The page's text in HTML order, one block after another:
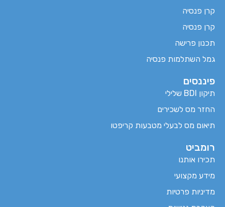
קרן פנסיה
קרן פנסיה
תכנון פרישה
גמל השתלמות פנסיה
פיננסים
תיקון BDI שלילי
החזר מס לשכירים
תיאום מס לבעלי מטבעות קריפטו
רומביט
תכירו אותנו
מידע מקצועי
מדיניות פרטיות